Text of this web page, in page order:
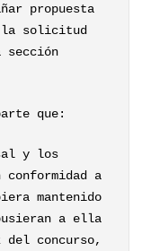
propuesta
la solicitud
sección
que:
y los
conformidad a
mantenido
a ella
concurso,